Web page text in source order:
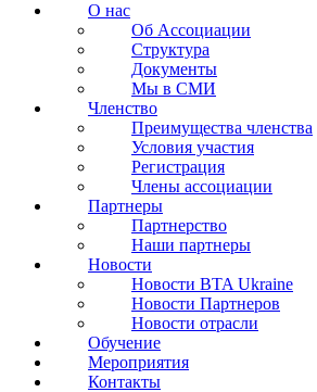
О нас
Об Ассоциации
Структура
Документы
Мы в СМИ
Членство
Преимущества членства
Условия участия
Регистрация
Члены ассоциации
Партнеры
Партнерство
Наши партнеры
Новости
Новости BTA Ukraine
Новости Партнеров
Новости отрасли
Обучение
Мероприятия
Контакты